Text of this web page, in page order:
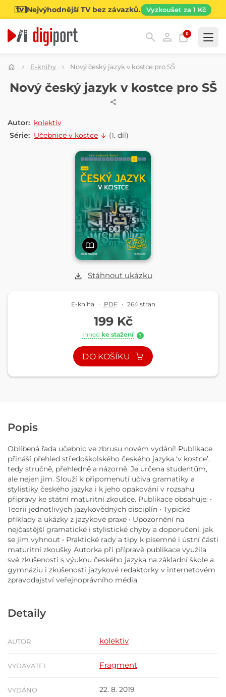
Nejvýhodnější TV bez závazků. Vyzkoušet za 1 Kč
0
Kategorie
E-knihy Nový český jazyk v kostce pro SŠ
Stáhnout ukázku
E-KNIHA
Nový český jazyk v kostce pro SŠ
Autor: kolektiv
Série: Učebnice v kostce (1. díl)
E-kniha · PDF · 264 stran
199 Kč
Ihned ke stažení ?
DO KOŠÍKU
Popis
Oblíbená řada učebnic ve zbrusu novém vydání! Publikace
přináší přehled středoškolského českého jazyka ‘v kostce’,
tedy stručně, přehledně a názorně. Je určena studentům,
ale nejen jim. Slouží k připomenutí učiva gramatiky a
stylistiky českého jazyka i k jeho opakování v rozsahu
přípravy ke státní maturitní zkoušce. Publikace obsahuje: •
Teorii jednotlivých jazykovědných disciplín • Typické
příklady a ukázky z jazykové praxe • Upozornění na
nejčastější gramatické i stylistické chyby a doporučení, jak
se jim vyhnout • Praktické rady a tipy k písemné i ústní části
maturitní zkoušky Autorka při přípravě publikace využila
své zkušenosti s výukou českého jazyka na základní škole a
gymnáziu i zkušenosti jazykové redaktorky v internetovém
zpravodajství veřejnoprávního média.
Detaily
AUTOR kolektiv
VYDAVATEL Fragment
VYDÁNO 22. 8. 2019